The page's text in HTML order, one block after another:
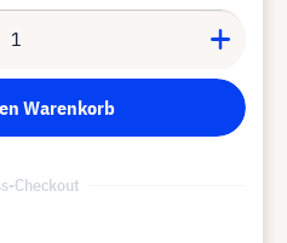
Warenkorb
Checkout